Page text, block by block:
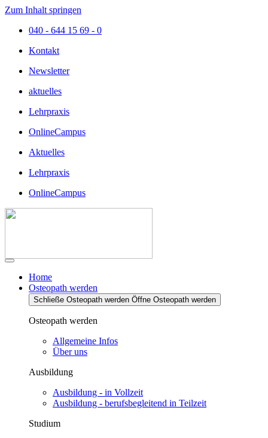
Zum Inhalt springen
040 - 644 15 69 - 0
Kontakt
Newsletter
aktuelles
Lehrpraxis
OnlineCampus
Aktuelles
Lehrpraxis
OnlineCampus
Home
Osteopath werden
Schließe Osteopath werden Öffne Osteopath werden
Osteopath werden
Allgemeine Infos
Über uns
Ausbildung
Ausbildung - in Vollzeit
Ausbildung - berufsbegleitend in Teilzeit
Studium